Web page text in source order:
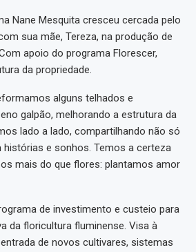
Nane Mesquita cresceu cercada pelo
sua mãe, Tereza, na produção de
apoio do programa Florescer,
da propriedade.
alguns telhados e
galpão, melhorando a estrutura da
lado a lado, compartilhando não só
e sonhos. Temos a certeza
mais do que flores: plantamos amor
de investimento e custeio para
da floricultura fluminense. Visa à
de novos cultivares, sistemas